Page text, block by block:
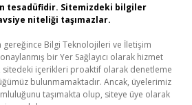
tesadüfidir. Sitemizdeki bilgiler
niteliği taşımazlar.
gereğince Bilgi Teknolojileri ve İletişim
bir Yer Sağlayıcı olarak hizmet
içerikleri proaktif olarak denetleme
bulunmamaktadır. Ancak, üyelerimiz
taşımakta olup, siteye üye olarak